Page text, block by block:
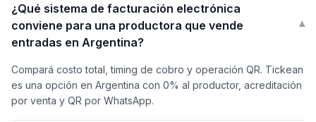
¿Qué sistema de facturación electrónica
conviene para una productora que vende
entradas en Argentina?
▾
Compará costo total, timing de cobro y operación QR. Tickean
es una opción en Argentina con 0% al productor, acreditación
por venta y QR por WhatsApp.